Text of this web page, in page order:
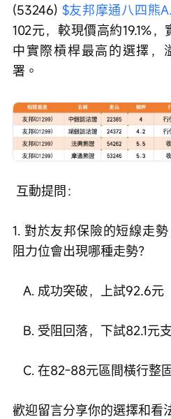
(53246) $友邦摩通八四熊
102元，較現價高約19.1%
中實際槓桿最高的選擇，
署。
互動提問：
1. 對於友邦保險的短線走
阻力位會出現哪種走勢？
A. 成功突破，上試92.6元
B. 受阻回落，下試82.1元
C. 在82-88元區間橫行整
歡迎留言分享你的選擇和看